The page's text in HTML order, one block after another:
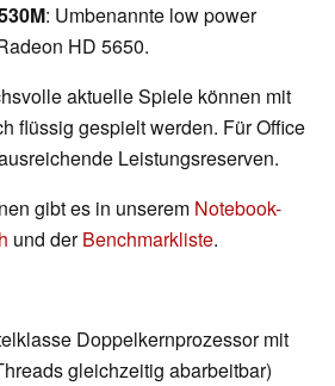
: Umbenannte low power
HD 5650.
aktuelle Spiele können mit
flüssig gespielt werden. Für Office
Leistungsreserven.
gibt es in unserem Notebook-
und derBenchmarkliste.
Doppelkernprozessor mit
gleichzeitig abarbeitbar)